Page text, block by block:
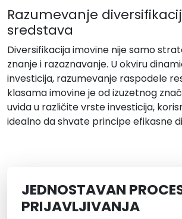
Razumevanje
sredstava
Diversifikacija imovine nije samo
znanje i razaznavanje. U okviru
investicija, razumevanje raspodele
klasama imovine je od izuzetnog
uvida u različite vrste investicija,
idealno da shvate principe efikasne
JEDNOSTAVAN
PRIJAVLJIVANJA